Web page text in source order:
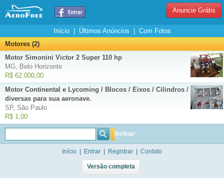
Anuncie Grátis
Início| Últimos Anúncios
Com Fotos
Motores (2)
Motor Simonini Victor 2 Super 110 hp
MG, Belo Horizonte
R$ 62.000,00
Motor Continental e Lycoming / Blocos / Eixos / Cilindros / Peças
diversas para sua aeronave.
SP, São Paulo
R$ 1,00
Refinar
Início Entrar Registrar Contato
Versão completa